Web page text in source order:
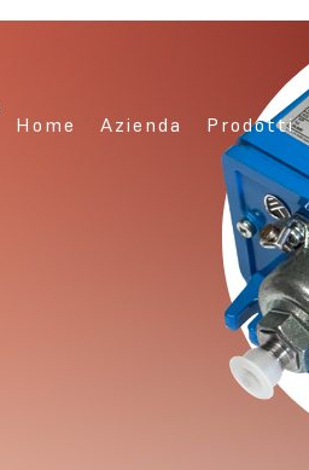
Home Azienda Prodotti